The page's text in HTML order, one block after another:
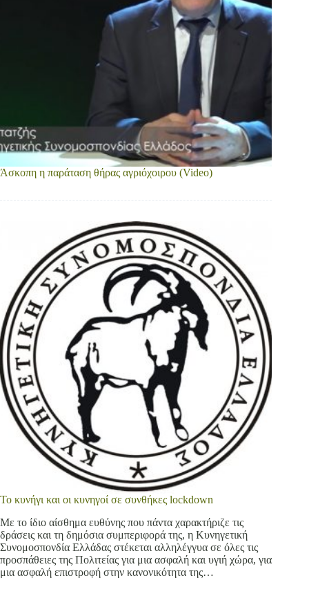
Άσκοπη η παράταση θήρας αγριόχοιρου (Video)
Το κυνήγι και οι κυνηγοί σε συνθήκες lockdown
Με το ίδιο αίσθημα ευθύνης που πάντα χαρακτήριζε τις
δράσεις και τη δημόσια συμπεριφορά της, η Κυνηγετική
Συνομοσπονδία Ελλάδας στέκεται αλληλέγγυα σε όλες τις
προσπάθειες της Πολιτείας για μια ασφαλή και υγιή χώρα, για
μια ασφαλή επιστροφή στην κανονικότητα της…